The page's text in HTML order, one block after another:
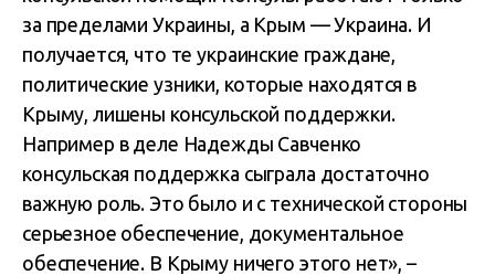
за пределами Украины, а Крым — Украина. И
получается, что те украинские граждане,
политические узники, которые находятся в
Крыму, лишены консульской поддержки.
Например в деле Надежды Савченко
консульская поддержка сыграла достаточно
важную роль. Это было и с технической стороны
серьезное обеспечение, документальное
обеспечение. В Крыму ничего этого нет», –